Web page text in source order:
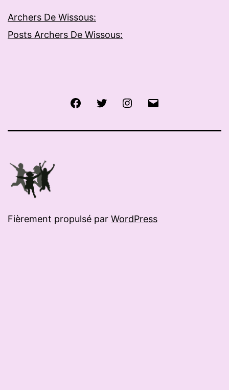
Archers De Wissous:
Posts Archers De Wissous:
FacebookTwitter Instagram
Fièrement propulsé par WordPress